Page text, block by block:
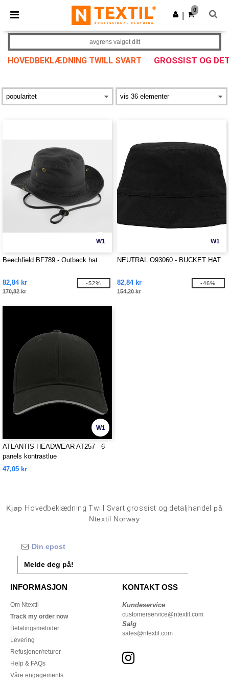
× Ntextil-app
Bedre priser i appen!
Last ned app
0
HOVEDBEKLÆDNING TWILL SVART GROSSIST OG
avgrens valget ditt
W1
Beechfield BF789 - Outback hat
82,84 kr
170,82 kr
-52%
W1
NEUTRAL O93060 - BUCKET HAT
82,84 kr
154,20 kr
-46%
W1
ATLANTIS HEADWEAR AT257 - 6-
panels kontrastlue
47,05 kr
Kjøp Hovedbeklædning Twill Svart grossist og detaljhandel
på
Ntextil Norway
Melde deg på!
INFORMASJON
Om Ntextil
Track my order now
Betalingsmetoder
Levering
Refusjoner/returer
Help & FAQs
Våre engagements
KONTAKT OSS
Kundeservice
customerservice@ntextil.com
Salg
sales@ntextil.com